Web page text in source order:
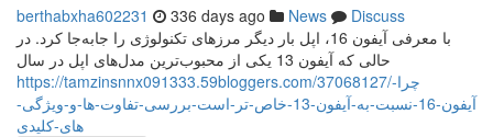
berthabxha602231 336 days ago News
Discuss
با معرفی آیفون 16، اپل بار دیگر مرزهای تکنولوژی را جابه‌جا کرد. در
حالی که آیفون 13 یکی از محبوب‌ترین مدل‌های اپل در سال
https://tamzinsnnx091333.59bloggers.com/37068127/چرا-
آیفون-16-نسبت-به-آیفون-13-خاص-تر-است-بررسی-تفاوت-ها-و-ویژگی-
های-کلیدی